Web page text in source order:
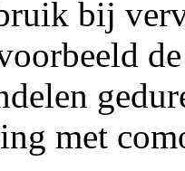
bij
met